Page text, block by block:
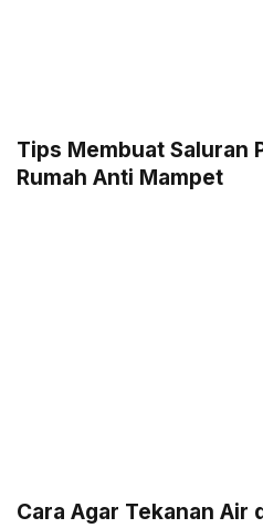
Tips Membuat Saluran
Rumah Anti Mampet
Cara Agar Tekanan Air